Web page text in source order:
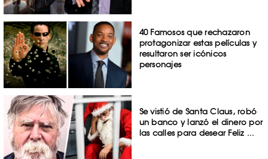
40 Famosos que rechazaron
protagonizar estas películas y
resultaron ser icónicos
personajes
Se vistió de Santa Claus, robó
un banco y lanzó el dinero por
las calles para desear Feliz ...